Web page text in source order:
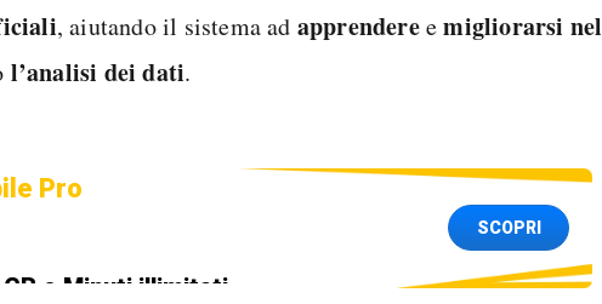
, aiutando il sistema ad apprendereemigliorarsi nel
l’analisi dei dati.
Pro
e Minuti illimitati
SCOPRI